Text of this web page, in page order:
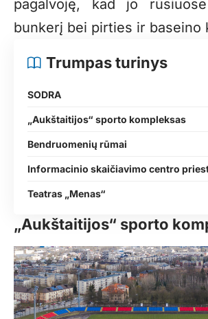
pagalvoję, kad jo
bunkerį bei pirties ir baseino
Trumpas turinys
SODRA
„Aukštaitijos“ sporto kompleksas
Bendruomenių rūmai
Informacinio skaičiavimo centro
Teatras „Menas“
„Aukštaitijos“ sporto